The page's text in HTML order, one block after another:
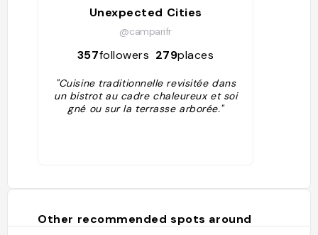
Unexpected Cities
@camparifr
357followers 279places
"Cuisine traditionnelle revisitée dans
un bistrot au cadre chaleureux et soi
gné ou sur la terrasse arborée."
Other recommended spots around